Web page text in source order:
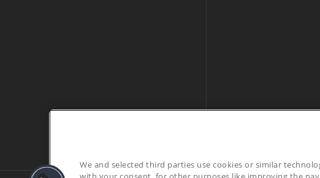
We and selected third parties use cookies or similar